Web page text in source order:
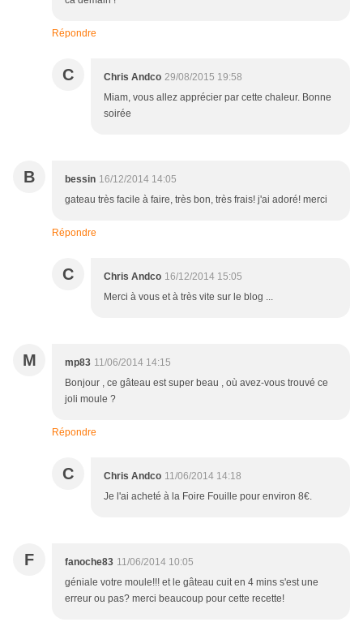
Répondre
C Chris Andco 29/08/2015 19:58
Miam, vous allez apprécier par cette chaleur. Bonne
soirée
B bessin 16/12/2014 14:05
gateau très facile à faire, très bon, très frais! j'ai adoré! merci
Répondre
C Chris Andco 16/12/2014 15:05
Merci à vous et à très vite sur le blog ...
M mp83 11/06/2014 14:15
Bonjour , ce gâteau est super beau , où avez-vous trouvé ce
joli moule ?
Répondre
C Chris Andco 11/06/2014 14:18
Je l'ai acheté à la Foire Fouille pour environ 8€.
F fanoche83 11/06/2014 10:05
géniale votre moule!!! et le gâteau cuit en 4 mins s'est une
erreur ou pas? merci beaucoup pour cette recette!